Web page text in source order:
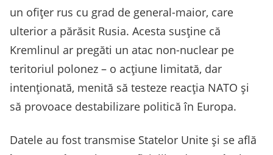
un ofiţer rus cu grad de general-maior, care
ulterior a părăsit Rusia. Acesta susţine că
Kremlinul ar pregăti un atac non-nuclear pe
teritoriul polonez – o acţiune limitată, dar
intenţionată, menită să testeze reacţia NATO şi
să provoace destabilizare politică în Europa.
Datele au fost transmise Statelor Unite şi se află